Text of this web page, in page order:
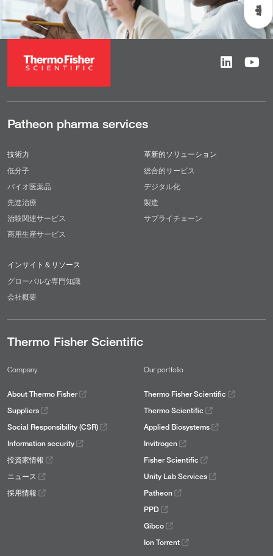
Patheon pharma services
技術力
低分子
バイオ医薬品
先進治療
治験関連サービス
商用生産サービス
革新的ソリューション
総合的サービス
デジタル化
製造
サプライチェーン
インサイト＆リソース
グローバルな専門知識
会社概要
Thermo Fisher Scientific
Company
About Thermo Fisher
Suppliers
Social Responsibility (CSR)
Information security
投資家情報
ニュース
採用情報
Our portfolio
Thermo Fisher Scientific
Thermo Scientific
Applied Biosystems
Invitrogen
Fisher Scientific
Unity Lab Services
Patheon
PPD
Gibco
Ion Torrent